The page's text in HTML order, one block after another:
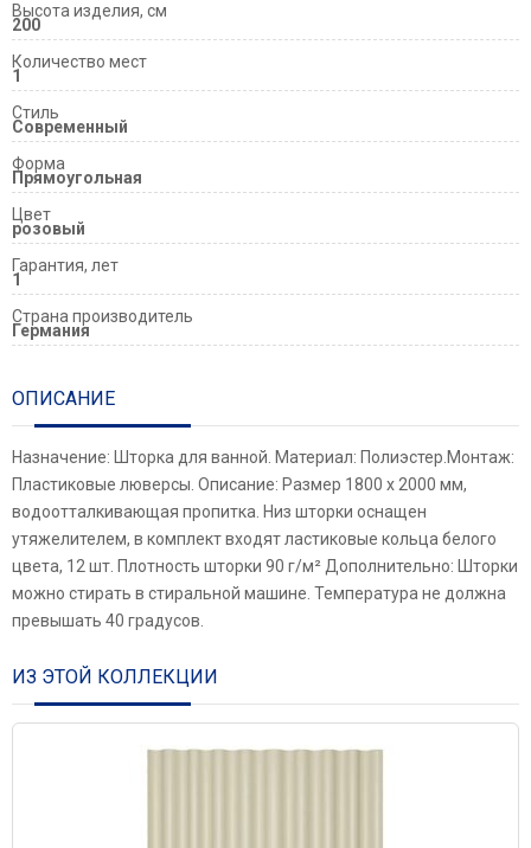
Высота изделия, см
200
Количество мест
1
Стиль
Современный
Форма
Прямоугольная
Цвет
розовый
Гарантия, лет
1
Страна производитель
Германия
ОПИСАНИЕ
Назначение: Шторка для ванной. Материал: Полиэстер.Монтаж:
Пластиковые люверсы. Описание: Размер 1800 х 2000 мм,
водоотталкивающая пропитка. Низ шторки оснащен
утяжелителем, в комплект входят ластиковые кольца белого
цвета, 12 шт. Плотность шторки 90 г/м² Дополнительно: Шторки
можно стирать в стиральной машине. Температура не должна
превышать 40 градусов.
ИЗ ЭТОЙ КОЛЛЕКЦИИ